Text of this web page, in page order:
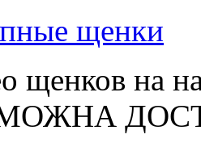
щенки
щенков на